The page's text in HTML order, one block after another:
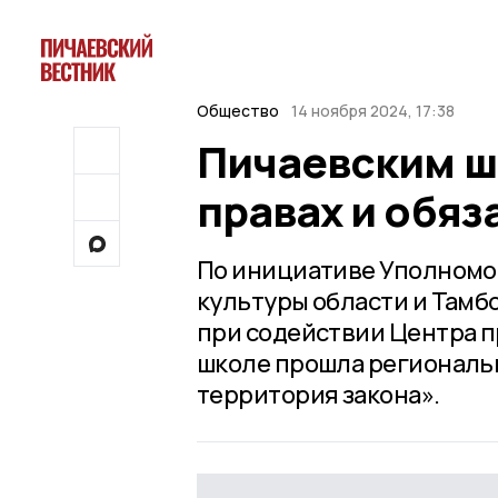
Общество 14 ноября 2024, 17:38
Пичаевским
правах и
По инициативе
культуры области и
при содействии Центра
школе прошла
территория закона».